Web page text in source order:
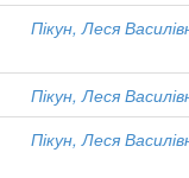
Пікун, Леся
Пікун, Леся
Пікун, Леся